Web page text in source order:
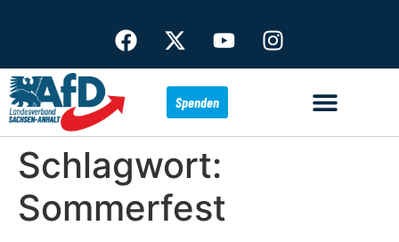
Spenden
Schlagwort:
Sommerfest